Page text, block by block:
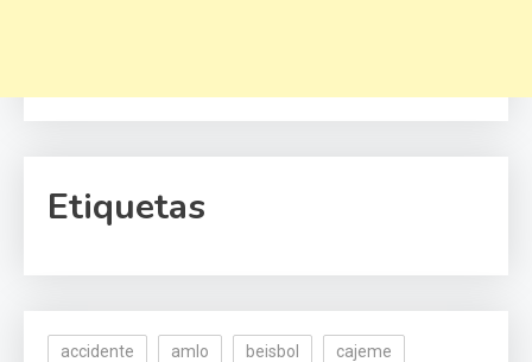
Etiquetas
accidente amlo beisbol cajeme